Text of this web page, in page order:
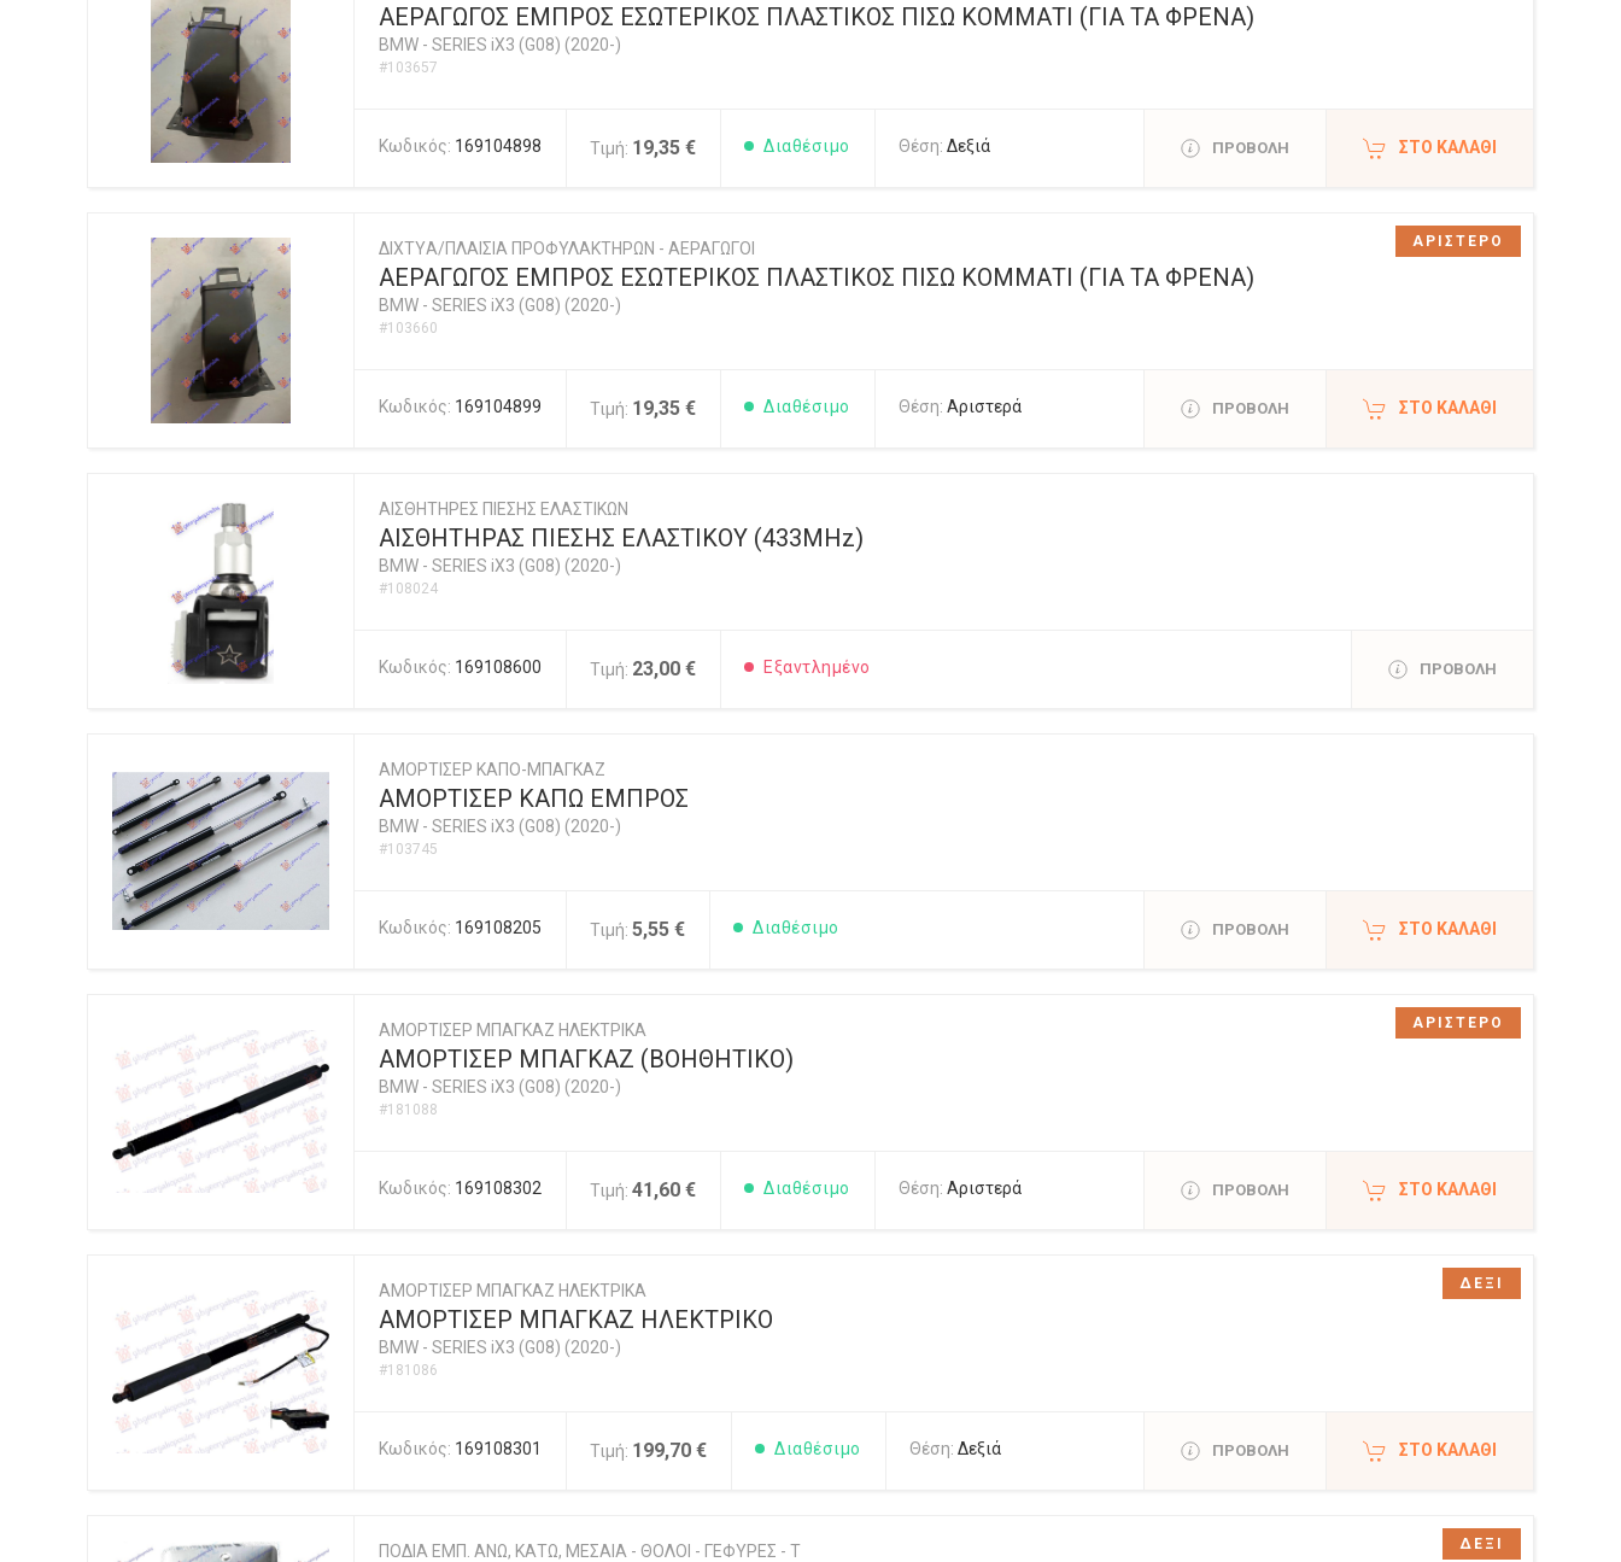
ΑΕΡΑΓΩΓΟΣ ΕΜΠΡΟΣ ΕΣΩΤΕΡΙΚΟΣ ΠΛΑΣΤΙΚΟΣ ΠΙΣΩ ΚΟΜΜΑΤΙ (ΓΙΑ ΤΑ ΦΡΕΝΑ)
BMW - SERIES iX3 (G08) (2020-)
#103657
Κωδικός: 169104898 Τιμή: 19,35 € Διαθέσιμο Θέση: Δεξιά ΠΡΟΒΟΛΗ ΣΤΟ ΚΑΛΆΘΙ
ΔΙΧΤYΑ/ΠΛΑΙΣΙΑ ΠΡΟΦΥΛΑΚΤΗΡΩΝ - ΑΕΡΑΓΩΓΟΙ
ΑΕΡΑΓΩΓΟΣ ΕΜΠΡΟΣ ΕΣΩΤΕΡΙΚΟΣ ΠΛΑΣΤΙΚΟΣ ΠΙΣΩ ΚΟΜΜΑΤΙ (ΓΙΑ ΤΑ ΦΡΕΝΑ)
BMW - SERIES iX3 (G08) (2020-)
#103660
Κωδικός: 169104899 Τιμή: 19,35 € Διαθέσιμο Θέση: Αριστερά ΠΡΟΒΟΛΗ ΣΤΟ ΚΑΛΆΘΙ
ΑΡΙΣΤΕΡΟ
ΑΙΣΘΗΤΗΡΕΣ ΠΙΕΣΗΣ ΕΛΑΣΤΙΚΩΝ
ΑΙΣΘΗΤΗΡΑΣ ΠΙΕΣΗΣ ΕΛΑΣΤΙΚΟΥ (433MHz)
BMW - SERIES iX3 (G08) (2020-)
#108024
Κωδικός: 169108600 Τιμή: 23,00 € Εξαντλημένο ΠΡΟΒΟΛΗ
ΑΜΟΡΤΙΣΕΡ ΚΑΠΟ-ΜΠΑΓΚΑΖ
ΑΜΟΡΤΙΣΕΡ ΚΑΠΩ ΕΜΠΡΟΣ
BMW - SERIES iX3 (G08) (2020-)
#103745
Κωδικός: 169108205 Τιμή: 5,55 € Διαθέσιμο ΠΡΟΒΟΛΗ ΣΤΟ ΚΑΛΆΘΙ
ΑΜΟΡΤΙΣΕΡ ΜΠΑΓΚΑΖ ΗΛΕΚΤΡΙΚΑ
ΑΜΟΡΤΙΣΕΡ ΜΠΑΓΚΑΖ (ΒΟΗΘΗΤΙΚΟ)
BMW - SERIES iX3 (G08) (2020-)
#181088
Κωδικός: 169108302 Τιμή: 41,60 € Διαθέσιμο Θέση: Αριστερά ΠΡΟΒΟΛΗ ΣΤΟ ΚΑΛΆΘΙ
ΑΡΙΣΤΕΡΟ
ΑΜΟΡΤΙΣΕΡ ΜΠΑΓΚΑΖ ΗΛΕΚΤΡΙΚΑ
ΑΜΟΡΤΙΣΕΡ ΜΠΑΓΚΑΖ ΗΛΕΚΤΡΙΚΟ
BMW - SERIES iX3 (G08) (2020-)
#181086
Κωδικός: 169108301 Τιμή: 199,70 € Διαθέσιμο Θέση: Δεξιά ΠΡΟΒΟΛΗ ΣΤΟ ΚΑΛΆΘΙ
ΔΕΞΙ
ΠΟΔΙΑ ΕΜΠ. ΑΝΩ, ΚΑΤΩ, ΜΕΣΑΙΑ - ΘΟΛΟΙ - ΓΕΦΥΡΕΣ - Τ ΔΕΞΙ